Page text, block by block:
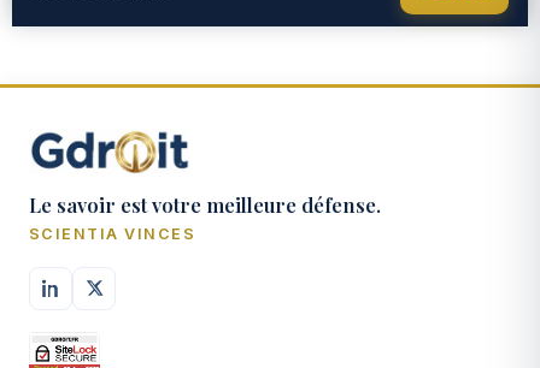
Le savoir est votre meilleure défense.
SCIENTIA VINCES